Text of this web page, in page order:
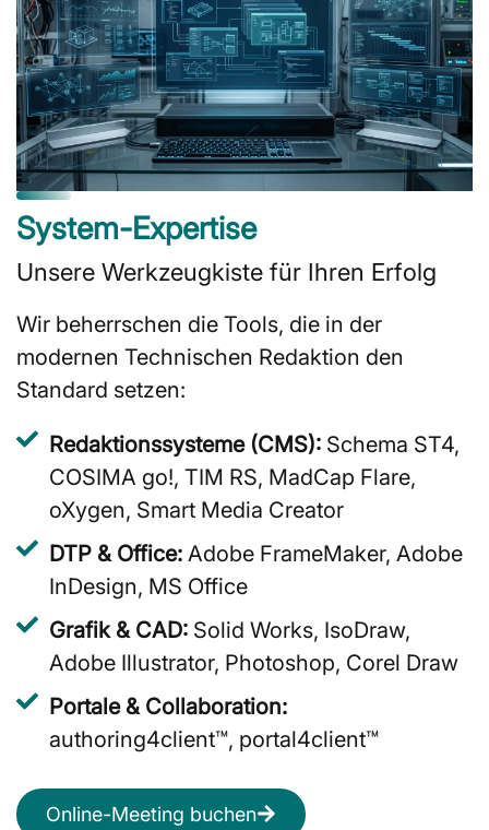
System-Expertise
Unsere Werkzeugkiste für Ihren Erfolg
Wir beherrschen die Tools, die in der
modernen Technischen Redaktion den
Standard setzen:
Redaktionssysteme (CMS): Schema ST4,
COSIMA go!, TIM RS, MadCap Flare,
oXygen, Smart Media Creator
DTP & Office: Adobe FrameMaker, Adobe
InDesign, MS Office
Grafik & CAD: Solid Works, IsoDraw,
Adobe Illustrator, Photoshop, Corel Draw
Portale & Collaboration:
authoring4client™, portal4client™
Online-Meeting buchen